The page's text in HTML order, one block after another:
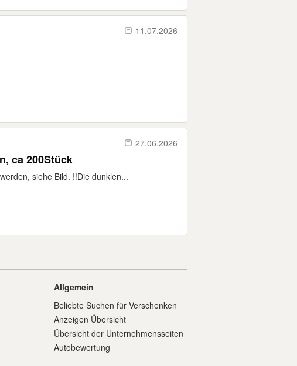
11.07.2026
27.06.2026
ca 200Stück
siehe Bild. !!Die dunklen...
Allgemein
Beliebte Suchen für Verschenken
Anzeigen Übersicht
Übersicht der Unternehmensseiten
Autobewertung